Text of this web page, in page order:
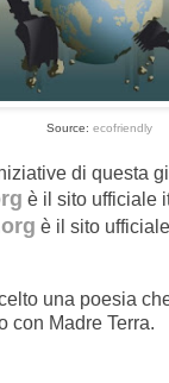
Source: ecofriendly
di questa
è il sito ufficiale
è il sito
una poesia
con Madre Terra.